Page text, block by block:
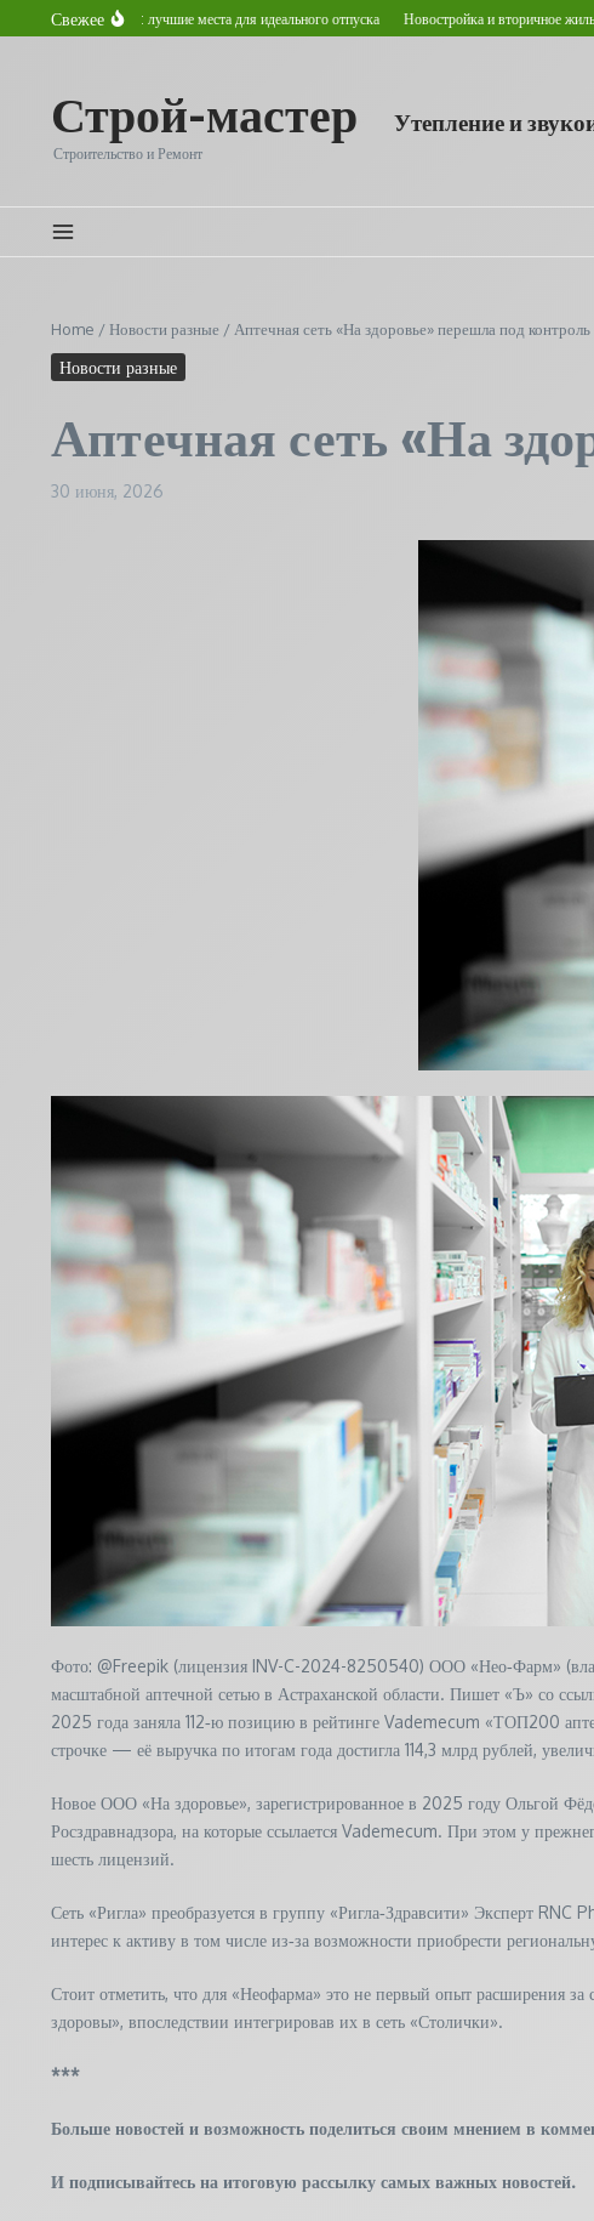
Перейти к содержанию
Свежее
в Астане: лучшие места для идеального отпуска Новостройка и вторичное жилье:
Строй-мастер
Строительство и Ремонт
Утепление и
Home /Новости разные / Аптечная сеть «На здоровье» перешла под
Новости разные
Аптечная сеть «На
30 июня, 2026
Фото: @Freepik (лицензия INV-C-2024-8250540) ООО «Нео‑Фарм»
масштабной аптечной сетью в Астраханской области. Пишет «Ъ» со
2025 года заняла 112‑ю позицию в рейтинге Vademecum «ТОП200
строчке — её выручка по итогам года достигла 114,3 млрд рублей,
Новое ООО «На здоровье», зарегистрированное в 2025 году Ольгой
Росздравнадзора, на которые ссылается Vademecum. При этом у
шесть лицензий.
Сеть «Ригла» преобразуется в группу «Ригла‑Здравсити» Эксперт
интерес к активу в том числе из‑за возможности приобрести
Стоит отметить, что для «Неофарма» это не первый опыт расширения
здоровы», впоследствии интегрировав их в сеть «Столички».
***
Больше новостей и возможность поделиться своим мнением в
И подписывайтесь на итоговую рассылку самых важных новостей.